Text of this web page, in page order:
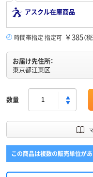
アスクル在庫商品
時間帯指定 指定可 ￥385（
お届け先住所：
東京都江東区
数量
この商品は複数の販売単位が